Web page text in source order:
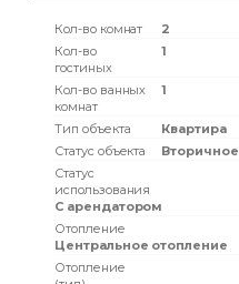
Кол-во комнат
2
Кол-во
гостиных
1
Кол-во ванных
комнат
1
Тип объекта
Квартира
Статус объекта
Вторичное
Статус
использования
С арендатором
Отопление
Центральное отопление
Отопление